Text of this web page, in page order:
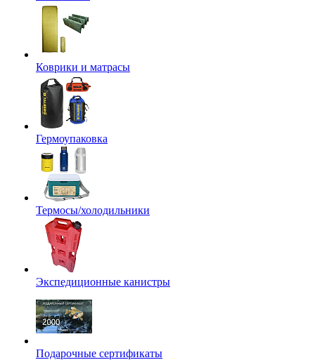
Коврики и матрасы
Гермоупаковка
Термосы/холодильники
Экспедиционные канистры
Подарочные сертификаты